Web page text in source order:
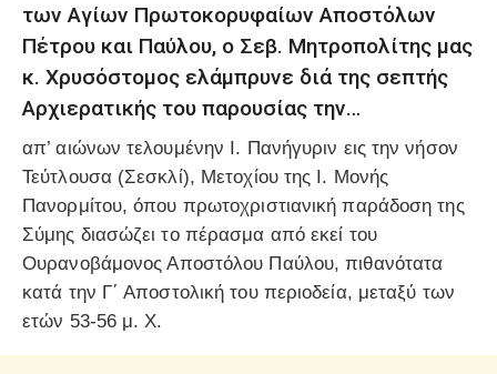
των Αγίων Πρωτοκορυφαίων Αποστόλων
Πέτρου και Παύλου, ο Σεβ. Μητροπολίτης μας
κ. Χρυσόστομος ελάμπρυνε διά της σεπτής
Αρχιερατικής του παρουσίας την…
απ’ αιώνων τελουμένην Ι. Πανήγυριν εις την νήσον
Τεύτλουσα (Σεσκλί), Μετοχίου της Ι. Μονής
Πανορμίτου, όπου πρωτοχριστιανική παράδοση της
Σύμης διασώζει το πέρασμα από εκεί του
Ουρανοβάμονος Αποστόλου Παύλου, πιθανότατα
κατά την Γ΄ Αποστολική του περιοδεία, μεταξύ των
ετών 53-56 μ. Χ.